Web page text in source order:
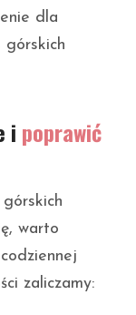
dla
górskich
i poprawić
warto
zaliczamy: